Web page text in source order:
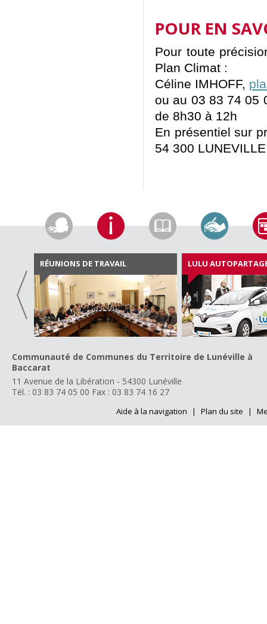
POUR EN
Pour toute
Plan Climat :
Céline IMHOFF,
ou au 03 83 74 05
de 8h30 à 12h
En présentiel sur
54 300 LUNEVILLE
RÉUNIONS DE TRAVAIL LULU
Communauté de Communes du Territoire de Lunéville à
Baccarat
11 Avenue de la Libération - 54300 Lunéville
Tél. : 03 83 74 05 00 Fax : 03 83 74 16 27
Aide à la navigation | Plan du site |